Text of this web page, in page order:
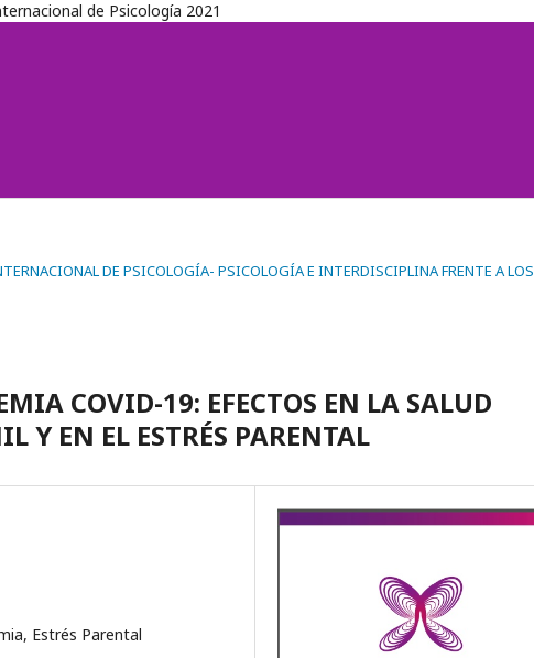
de Psicología 2021
DE PSICOLOGÍA- PSICOLOGÍA E INTERDISCIPLINA FRENTE A LOS
COVID-19: EFECTOS EN LA SALUD
Y EN EL ESTRÉS PARENTAL
Estrés Parental